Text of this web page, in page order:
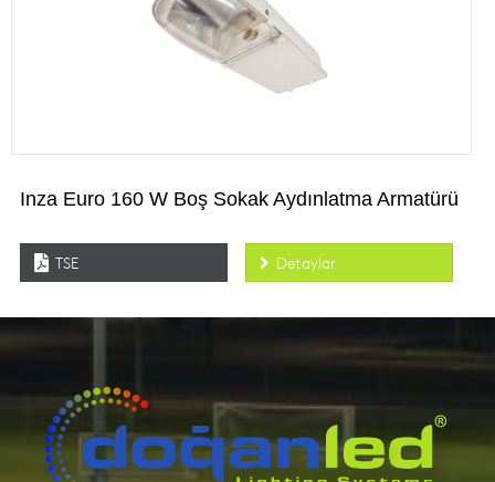
Inza Euro 160 W Boş Sokak Aydınlatma Armatürü
TSE Detaylar